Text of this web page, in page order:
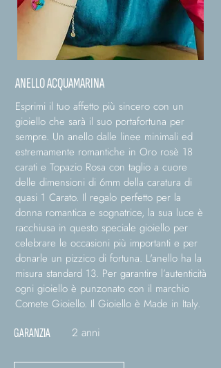
ANELLO ACQUAMARINA
Esprimi il tuo affetto più sincero con un
gioiello che sarà il suo portafortuna per
sempre. Un anello dalle linee minimali ed
estremamente romantiche in Oro rosè 18
carati e Topazio Rosa con taglio a cuore
delle dimensioni di 6mm della caratura di
quasi 1 Carato. Il regalo perfetto per la
donna romantica e sognatrice, la sua luce è
racchiusa in questo speciale gioiello per
celebrare le occasioni più importanti e per
donarle un pizzico di fortuna. L'anello ha la
misura standard 13. Per garantire l’autenticità
ogni gioiello è punzonato con il marchio
Comete Gioiello. Il Gioiello è Made in Italy.
GARANZIA 2 anni